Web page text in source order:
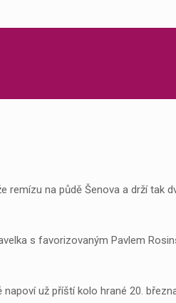
remízu na půdě Šenova a drží tak
s favorizovaným Pavlem
už příští kolo hrané 20.